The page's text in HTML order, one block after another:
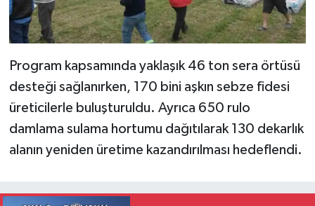
Program kapsamında yaklaşık 46 ton sera örtüsü
desteği sağlanırken, 170 bini aşkın sebze fidesi
üreticilerle buluşturuldu. Ayrıca 650 rulo
damlama sulama hortumu dağıtılarak 130 dekarlık
alanın yeniden üretime kazandırılması hedeflendi.